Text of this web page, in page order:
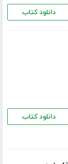
دانلود کتاب
دانلود کتاب